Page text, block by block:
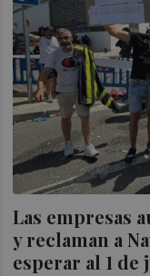
Las empresas
y reclaman a
esperar al 1 de